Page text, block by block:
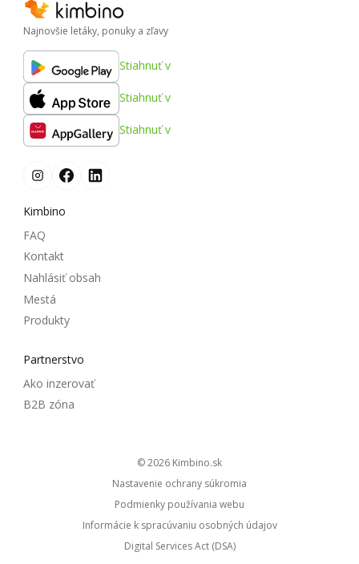
Najnovšie letáky, ponuky a zľavy
Stiahnuť v
Stiahnuť v
Stiahnuť v
Kimbino
FAQ
Kontakt
Nahlásiť obsah
Mestá
Produkty
Partnerstvo
Ako inzerovať
B2B zóna
© 2026
kimbino.sk
Nastavenie ochrany súkromia
Podmienky používania webu
Informácie k spracúvaniu osobných údajov
Digital Services Act (DSA)